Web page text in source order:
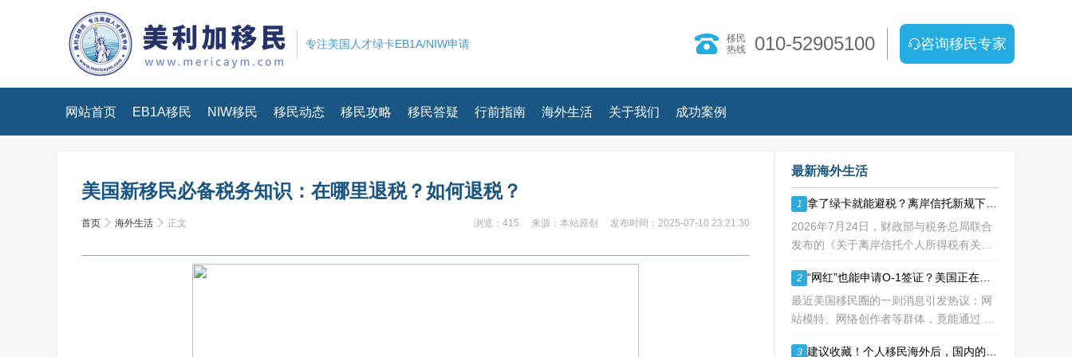
专注美国人才绿卡EB1A/NIW申请
移民
热线
010-52905100 咨询移民专家
网站首页 EB1A移民 NIW移民 移民动态 移民攻略 移民答疑 行前指南 海外生活 关于我们 成功案例
美国新移民必备税务知识：在哪里退税？如何退税？
首页 海外生活 正文 浏览：415 来源：本站原创 发布时间：2025-07-10 23:21:30
最新海外生活
1
2026年7月24日，财政部与税务总局联合
发布的《关于离岸信托个人所得税有关事
深水炸弹，在高净值人群的财富管理圈层
激起千层浪。这份文件，连同国家税务总
局配套发
2
最近美国移民圈的一则消息引发热议：网
站模特、网络创作者等群体，竟能通过 O-
3